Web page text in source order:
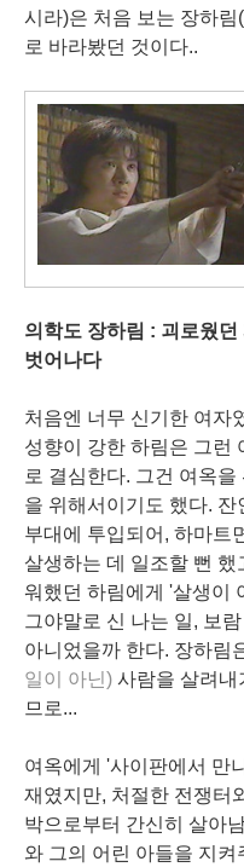
시라)은 처음 보는 장하림
로 바라봤던 것이다..
의학도 장하림 : 괴로웠던
벗어나다
처음엔 너무 신기한 여자
성향이 강한 하림은 그런
로 결심한다. 그건 여옥
을 위해서이기도 했다.
부대에 투입되어, 하마트
살생하는 데 일조할 뻔 했
워했던 하림에게 '살생이
그야말로 신 나는 일, 보
아니었을까 한다. 장하림
일이 아닌) 사람을 살려내
므로...
여옥에게 '사이판에서 만
재였지만, 처절한 전쟁터
박으로부터 간신히 살아
와 그의 어린 아들을 지